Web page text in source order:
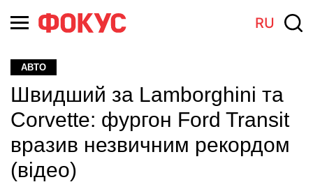
RU
АВТО
Швидший за Lamborghini та
Corvette: фургон Ford Transit
вразив незвичним рекордом
(відео)